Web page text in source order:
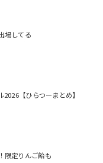
場してる
【ひらつーまとめ】
限定りんご飴も